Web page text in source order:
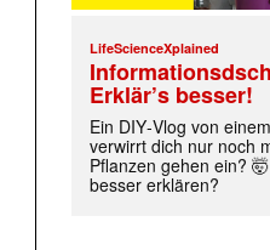
LifeScienceXplained
Erklär’s besser!
Ein DIY‑Vlog von
verwirrt dich nur noch
Pflanzen gehen ein?
besser erklären?